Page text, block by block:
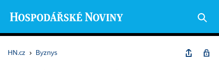
HN.cz › Byznys